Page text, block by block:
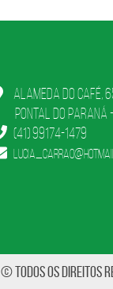
Alameda do Café,
Pontal do Paraná -
(41) 99174-1479
© TODOS OS